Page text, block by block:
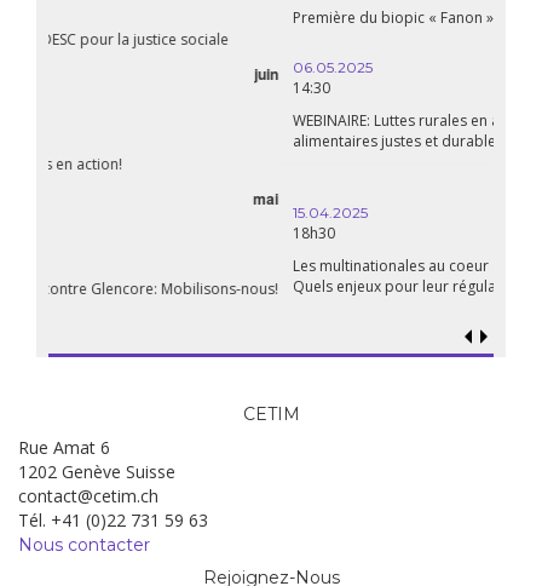
WEBINAIRE: Luttes rurales en action. Pour des systèmes
Les multinationales au coeur d’un nouvel âge de l’impérialisme.
Quels enjeux pour leur régulation ?
CETIM
Rue Amat 6
1202 Genève Suisse
contact@cetim.ch
Tél. +41 (0)22 731 59 63
Nous contacter
Rejoignez-Nous